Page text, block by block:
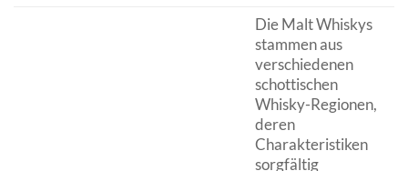
Die Malt Whiskys
stammen aus
verschiedenen
schottischen
Whisky-Regionen,
deren
Charakteristiken
sorgfältig